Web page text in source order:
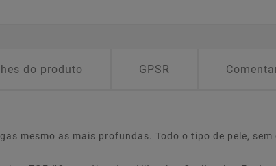
do produto GPSR
mesmo as mais profundas. Todo o tipo de pele,